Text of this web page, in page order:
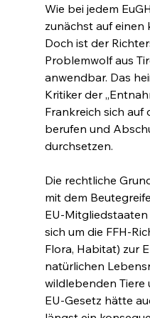
Wie bei jedem
zunächst auf einen
Doch ist der
Problemwolf aus
anwendbar. Das
Kritiker der
Frankreich sich auf
berufen und
durchsetzen.
Die rechtliche
mit dem
EU-
sich um die FFH-
Flora, Habitat) zur
natürlichen
wildlebenden Tiere
EU-Gesetz hätte